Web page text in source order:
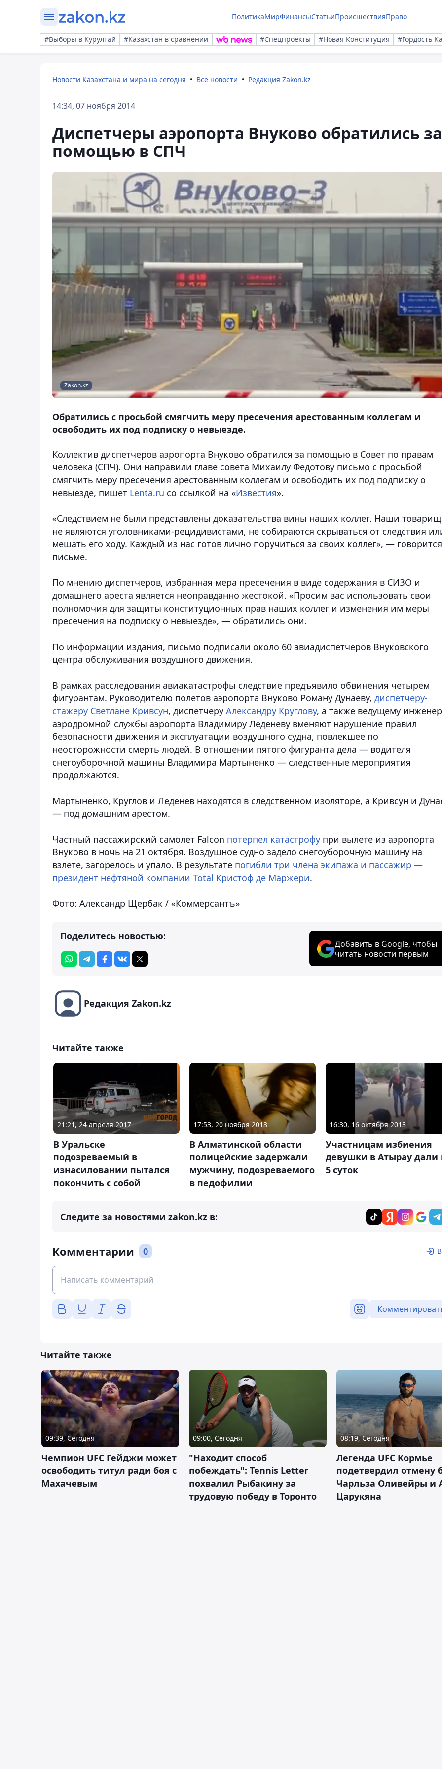
ПолитикаМирФинансыСтатьиПроисшествияПраво
#Выборы в Курултай #Казахстан в сравнении #Спецпроекты #Новая Конституция #Гордость
Новости Казахстана и мира на сегодня Все новости Редакция Zakon.kz
14:34, 07 ноября 2014
Диспетчеры аэропорта Внуково обратились за
помощью в СПЧ
Zakon.kz
Обратились с просьбой смягчить меру пресечения арестованным коллегам и
освободить их под подписку о невыезде.
Коллектив диспетчеров аэропорта Внуково обратился за помощью в Совет по правам
человека (СПЧ). Они направили главе совета Михаилу Федотову письмо с просьбой
смягчить меру пресечения арестованным коллегам и освободить их под подписку о
невыезде, пишет Lenta.ru со ссылкой на «Известия».
«Следствием не были представлены доказательства вины наших коллег. Наши
не являются уголовниками-рецидивистами, не собираются скрываться от следствия
мешать его ходу. Каждый из нас готов лично поручиться за своих коллег», —
письме.
По мнению диспетчеров, избранная мера пресечения в виде содержания в СИЗО и
домашнего ареста является неоправданно жестокой. «Просим вас использовать свои
полномочия для защиты конституционных прав наших коллег и изменения им меры
пресечения на подписку о невыезде», — обратились они.
По информации издания, письмо подписали около 60 авиадиспетчеров Внуковского
центра обслуживания воздушного движения.
В рамках расследования авиакатастрофы следствие предъявило обвинения четырем
фигурантам. Руководителю полетов аэропорта Внуково Роману Дунаеву, диспетчеру-
стажеру Светлане Кривсун, диспетчеру Александру Круглову, а также ведущему
аэродромной службы аэропорта Владимиру Леденеву вменяют нарушение правил
безопасности движения и эксплуатации воздушного судна, повлекшее по
неосторожности смерть людей. В отношении пятого фигуранта дела — водителя
снегоуборочной машины Владимира Мартыненко — следственные мероприятия
продолжаются.
Мартыненко, Круглов и Леденев находятся в следственном изоляторе, а Кривсун и
— под домашним арестом.
Частный пассажирский самолет Falcon потерпел катастрофу при вылете из аэропорта
Внуково в ночь на 21 октября. Воздушное судно задело снегоуборочную машину на
взлете, загорелось и упало. В результате погибли три члена экипажа и пассажир —
президент нефтяной компании Total Кристоф де Маржери.
Фото: Александр Щербак / «Коммерсантъ»
Поделитесь новостью:
Добавить в Google, чтобы
читать новости первым
Редакция Zakon.kz
Читайте также
21:21, 24 апреля 2017
В Уральске
подозреваемый в
изнасиловании пытался
покончить с собой
17:53, 20 ноября 2013
В Алматинской области
полицейские задержали
мужчину, подозреваемого
в педофилии
16:30, 16 октября 2013
Участницам избиения
девушки в Атырау дали
5 суток
Следите за новостями zakon.kz в:
Комментарии 0
Читайте также
09:39, Сегодня
Чемпион UFC Гейджи может
освободить титул ради боя с
Махачевым
09:00, Сегодня
"Находит способ
побеждать": Tennis Letter
похвалил Рыбакину за
трудовую победу в Торонто
08:19, Сегодня
Легенда UFC Кормье
подетвердил отмену
Чарльза Оливейры и
Царукяна